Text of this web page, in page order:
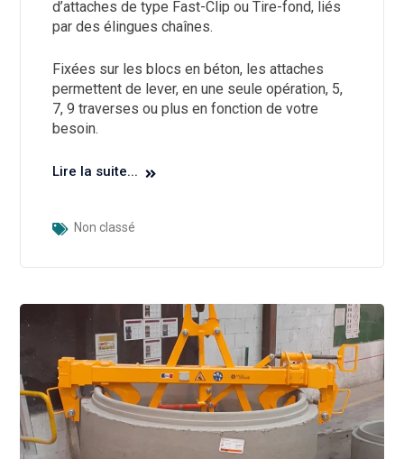
d’attaches de type Fast-Clip ou Tire-fond, liés
par des élingues chaînes.
Fixées sur les blocs en béton, les attaches
permettent de lever, en une seule opération, 5,
7, 9 traverses ou plus en fonction de votre
besoin.
Lire la suite...
Non classé